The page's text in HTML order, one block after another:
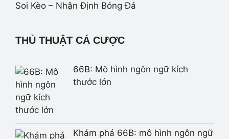
Soi Kèo – Nhận Định Bóng Đá
THỦ THUẬT CÁ CƯỢC
66B: Mô hình ngôn ngữ kích
thước lớn
Khám phá 66B: mô hình ngôn ngữ